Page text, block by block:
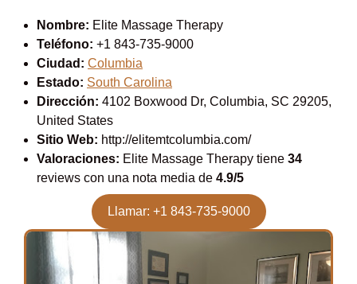
Nombre: Elite Massage Therapy
Teléfono: +1 843-735-9000
Ciudad: Columbia
Estado: South Carolina
Dirección: 4102 Boxwood Dr, Columbia, SC 29205,
United States
Sitio Web: http://elitemtcolumbia.com/
Valoraciones: Elite Massage Therapy tiene 34
reviews con una nota media de 4.9/5
Llamar: +1 843-735-9000